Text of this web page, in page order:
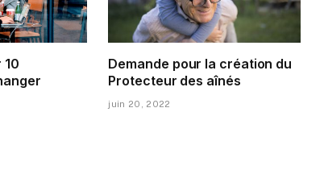
10
Demande pour la création du
Protecteur des aînés
juin 20, 2022